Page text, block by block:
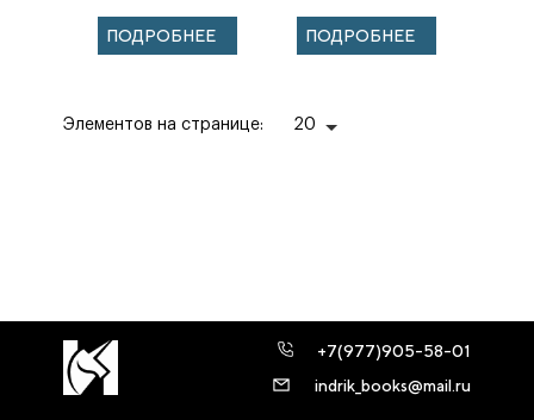
АРХЕОЛОГИЧЕСКОЕ
ИССЛЕДОВАНИЕ
ПОДРОБНЕЕ ПОДРОБНЕЕ
Элементов на странице: 20
+7(977)905-58-01
indrik_books@mail.ru